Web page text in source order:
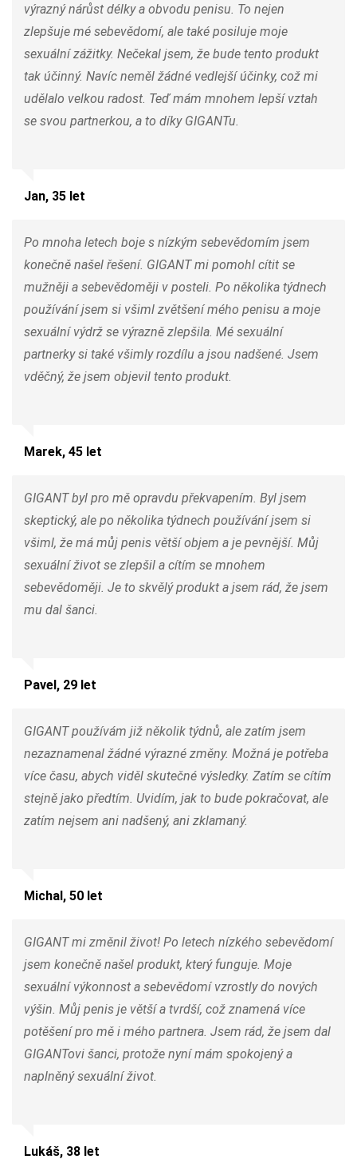
výrazný nárůst délky a obvodu penisu. To nejen
zlepšuje mé sebevědomí, ale také posiluje moje
sexuální zážitky. Nečekal jsem, že bude tento produkt
tak účinný. Navíc neměl žádné vedlejší účinky, což mi
udělalo velkou radost. Teď mám mnohem lepší vztah
se svou partnerkou, a to díky GIGANTu.
Jan, 35 let
Po mnoha letech boje s nízkým sebevědomím jsem
konečně našel řešení. GIGANT mi pomohl cítit se
mužněji a sebevědoměji v posteli. Po několika týdnech
používání jsem si všiml zvětšení mého penisu a moje
sexuální výdrž se výrazně zlepšila. Mé sexuální
partnerky si také všimly rozdílu a jsou nadšené. Jsem
vděčný, že jsem objevil tento produkt.
Marek, 45 let
GIGANT byl pro mě opravdu překvapením. Byl jsem
skeptický, ale po několika týdnech používání jsem si
všiml, že má můj penis větší objem a je pevnější. Můj
sexuální život se zlepšil a cítím se mnohem
sebevědoměji. Je to skvělý produkt a jsem rád, že jsem
mu dal šanci.
Pavel, 29 let
GIGANT používám již několik týdnů, ale zatím jsem
nezaznamenal žádné výrazné změny. Možná je potřeba
více času, abych viděl skutečné výsledky. Zatím se cítím
stejně jako předtím. Uvidím, jak to bude pokračovat, ale
zatím nejsem ani nadšený, ani zklamaný.
Michal, 50 let
GIGANT mi změnil život! Po letech nízkého sebevědomí
jsem konečně našel produkt, který funguje. Moje
sexuální výkonnost a sebevědomí vzrostly do nových
výšin. Můj penis je větší a tvrdší, což znamená více
potěšení pro mě i mého partnera. Jsem rád, že jsem dal
GIGANTovi šanci, protože nyní mám spokojený a
naplněný sexuální život.
Lukáš, 38 let